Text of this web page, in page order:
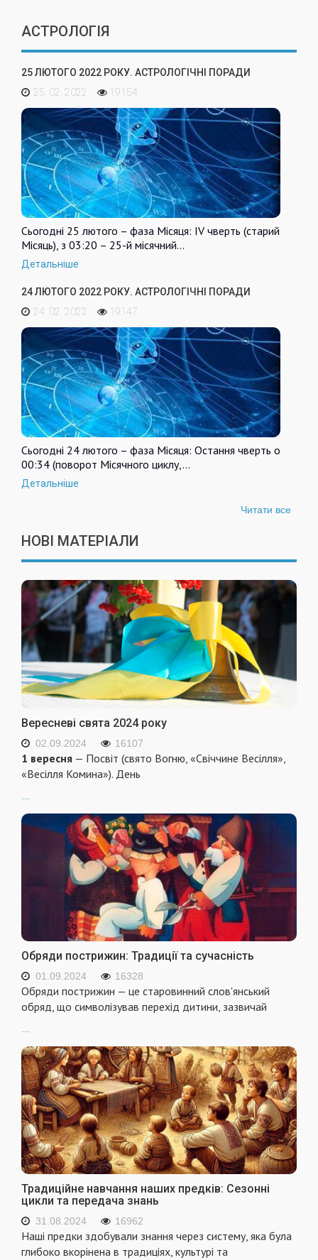
АСТРОЛОГІЯ
25 ЛЮТОГО 2022 РОКУ. АСТРОЛОГІЧНІ ПОРАДИ
25. 02. 2022
19154
Сьогодні 25 лютого – фаза Місяця: IV чверть (старий
Місяць), з 03:20 – 25-й місячний…
Детальніше
24 ЛЮТОГО 2022 РОКУ. АСТРОЛОГІЧНІ ПОРАДИ
24. 02. 2022
19147
Сьогодні 24 лютого – фаза Місяця: Остання чверть о
00:34 (поворот Місячного циклу,…
Детальніше
Читати все
НОВІ МАТЕРІАЛИ
Вересневі свята 2024 року
02.09.2024 16107
1 вересня — Посвіт (свято Вогню, «Свіччине Весілля»,
«Весілля Комина»). День
Обряди пострижин: Традиції та сучасність
01.09.2024 16328
Обряди пострижин — це старовинний слов'янський
обряд, що символізував перехід дитини, зазвичай
Традиційне навчання наших предків: Сезонні
цикли та передача знань
31.08.2024 16962
Наші предки здобували знання через систему, яка була
глибоко вкорінена в традиціях, культурі та